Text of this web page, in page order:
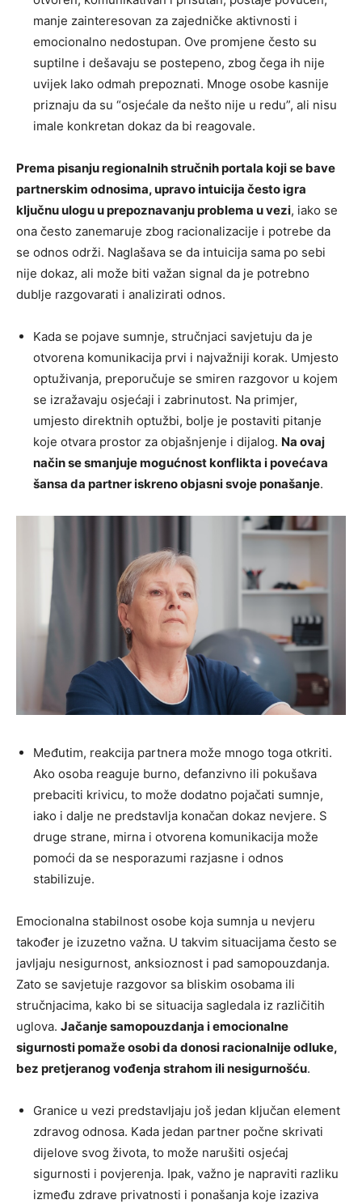
manje zainteresovan za zajedničke aktivnosti i
emocionalno nedostupan. Ove promjene često su
suptilne i dešavaju se postepeno, zbog čega ih nije
uvijek lako odmah prepoznati. Mnoge osobe kasnije
priznaju da su “osjećale da nešto nije u redu”, ali nisu
imale konkretan dokaz da bi reagovale.
Prema pisanju regionalnih stručnih portala koji se bave
partnerskim odnosima, upravo intuicija često igra
ključnu ulogu u prepoznavanju problema u vezi, iako se
ona često zanemaruje zbog racionalizacije i potrebe da
se odnos održi. Naglašava se da intuicija sama po sebi
nije dokaz, ali može biti važan signal da je potrebno
dublje razgovarati i analizirati odnos.
Kada se pojave sumnje, stručnjaci savjetuju da je
otvorena komunikacija prvi i najvažniji korak. Umjesto
optuživanja, preporučuje se smiren razgovor u kojem
se izražavaju osjećaji i zabrinutost. Na primjer,
umjesto direktnih optužbi, bolje je postaviti pitanje
koje otvara prostor za objašnjenje i dijalog. Na ovaj
način se smanjuje mogućnost konflikta i povećava
šansa da partner iskreno objasni svoje ponašanje.
Međutim, reakcija partnera može mnogo toga otkriti.
Ako osoba reaguje burno, defanzivno ili pokušava
prebaciti krivicu, to može dodatno pojačati sumnje,
iako i dalje ne predstavlja konačan dokaz nevjere. S
druge strane, mirna i otvorena komunikacija može
pomoći da se nesporazumi razjasne i odnos
stabilizuje.
Emocionalna stabilnost osobe koja sumnja u nevjeru
također je izuzetno važna. U takvim situacijama često se
javljaju nesigurnost, anksioznost i pad samopouzdanja.
Zato se savjetuje razgovor sa bliskim osobama ili
stručnjacima, kako bi se situacija sagledala iz različitih
uglova. Jačanje samopouzdanja i emocionalne
sigurnosti pomaže osobi da donosi racionalnije odluke,
bez pretjeranog vođenja strahom ili nesigurnošću.
Granice u vezi predstavljaju još jedan ključan element
zdravog odnosa. Kada jedan partner počne skrivati
dijelove svog života, to može narušiti osjećaj
sigurnosti i povjerenja. Ipak, važno je napraviti razliku
između zdrave privatnosti i ponašanja koje izaziva